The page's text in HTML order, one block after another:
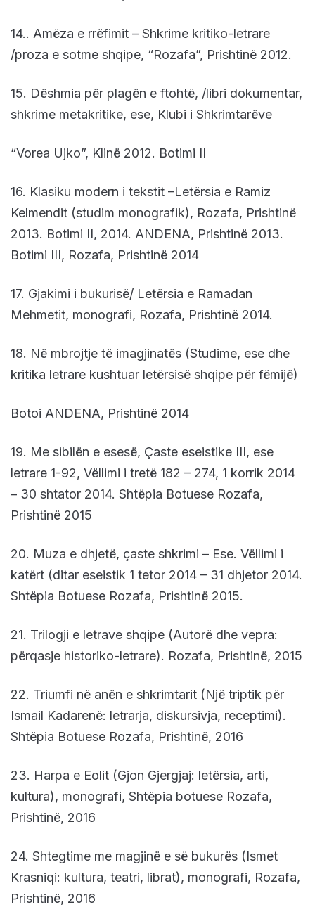
14.. Amëza e rrëfimit – Shkrime kritiko-letrare
/proza e sotme shqipe, “Rozafa”, Prishtinë 2012.
15. Dëshmia për plagën e ftohtë, /libri dokumentar,
shkrime metakritike, ese, Klubi i Shkrimtarëve
“Vorea Ujko”, Klinë 2012. Botimi II
16. Klasiku modern i tekstit –Letërsia e Ramiz
Kelmendit (studim monografik), Rozafa, Prishtinë
2013. Botimi II, 2014. ANDENA, Prishtinë 2013.
Botimi III, Rozafa, Prishtinë 2014
17. Gjakimi i bukurisë/ Letërsia e Ramadan
Mehmetit, monografi, Rozafa, Prishtinë 2014.
18. Në mbrojtje të imagjinatës (Studime, ese dhe
kritika letrare kushtuar letërsisë shqipe për fëmijë)
Botoi ANDENA, Prishtinë 2014
19. Me sibilën e esesë, Çaste eseistike III, ese
letrare 1-92, Vëllimi i tretë 182 – 274, 1 korrik 2014
– 30 shtator 2014. Shtëpia Botuese Rozafa,
Prishtinë 2015
20. Muza e dhjetë, çaste shkrimi – Ese. Vëllimi i
katërt (ditar eseistik 1 tetor 2014 – 31 dhjetor 2014.
Shtëpia Botuese Rozafa, Prishtinë 2015.
21. Trilogji e letrave shqipe (Autorë dhe vepra:
përqasje historiko-letrare). Rozafa, Prishtinë, 2015
22. Triumfi në anën e shkrimtarit (Një triptik për
Ismail Kadarenë: letrarja, diskursivja, receptimi).
Shtëpia Botuese Rozafa, Prishtinë, 2016
23. Harpa e Eolit (Gjon Gjergjaj: letërsia, arti,
kultura), monografi, Shtëpia botuese Rozafa,
Prishtinë, 2016
24. Shtegtime me magjinë e së bukurës (Ismet
Krasniqi: kultura, teatri, librat), monografi, Rozafa,
Prishtinë, 2016